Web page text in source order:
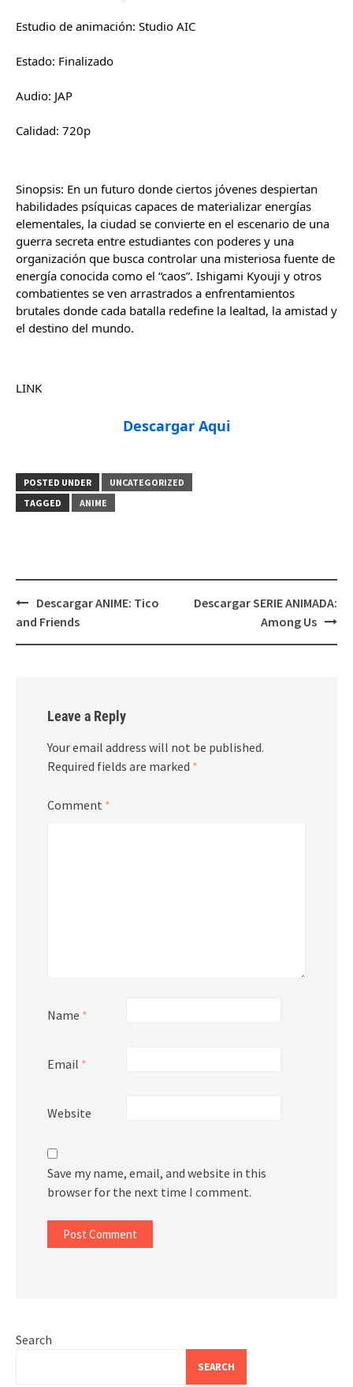
Estudio de animación: Studio AIC
Estado: Finalizado
Audio: JAP
Calidad: 720p
Sinopsis: En un futuro donde ciertos jóvenes despiertan
habilidades psíquicas capaces de materializar energías
elementales, la ciudad se convierte en el escenario de una
guerra secreta entre estudiantes con poderes y una
organización que busca controlar una misteriosa fuente de
energía conocida como el “caos”. Ishigami Kyouji y otros
combatientes se ven arrastrados a enfrentamientos
brutales donde cada batalla redefine la lealtad, la amistad y
el destino del mundo.
LINK
Descargar Aqui
POSTED UNDER
UNCATEGORIZED
TAGGED
ANIME
Post
navigation
Descargar ANIME: Tico
and Friends
Descargar SERIE ANIMADA:
Among Us
Leave a Reply
Your email address will not be published.
Required fields are marked *
Comment *
Name *
Email *
Website
Save my name, email, and website in this
browser for the next time I comment.
Search
SEARCH